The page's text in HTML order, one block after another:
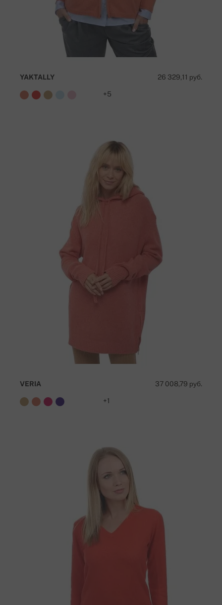
26 329,11 руб.
YAKTALLY
+5
37 008,79 руб.
VERIA
+1